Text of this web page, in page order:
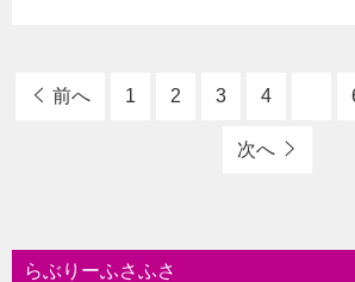
前へ 1 2 3 4
次へ
らぶりーふさふさ